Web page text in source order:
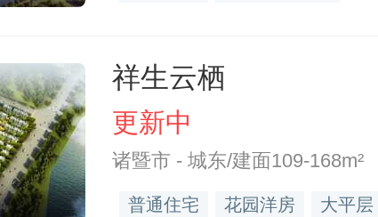
祥生云栖
更新中
诸暨市 - 城东/建面109-168m²
普通住宅 花园洋房 大平层